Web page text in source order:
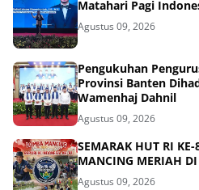
Matahari Pagi
Agustus 09, 2026
Pengukuhan
Provinsi Banten
Wamenhaj Dahnil
Agustus 09, 2026
SEMARAK HUT RI
MANCING MERIAH
Agustus 09, 2026